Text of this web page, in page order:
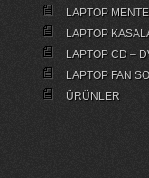
LAPTOP
LAPTOP
LAPTOP CD –
LAPTOP FAN
ÜRÜNLER